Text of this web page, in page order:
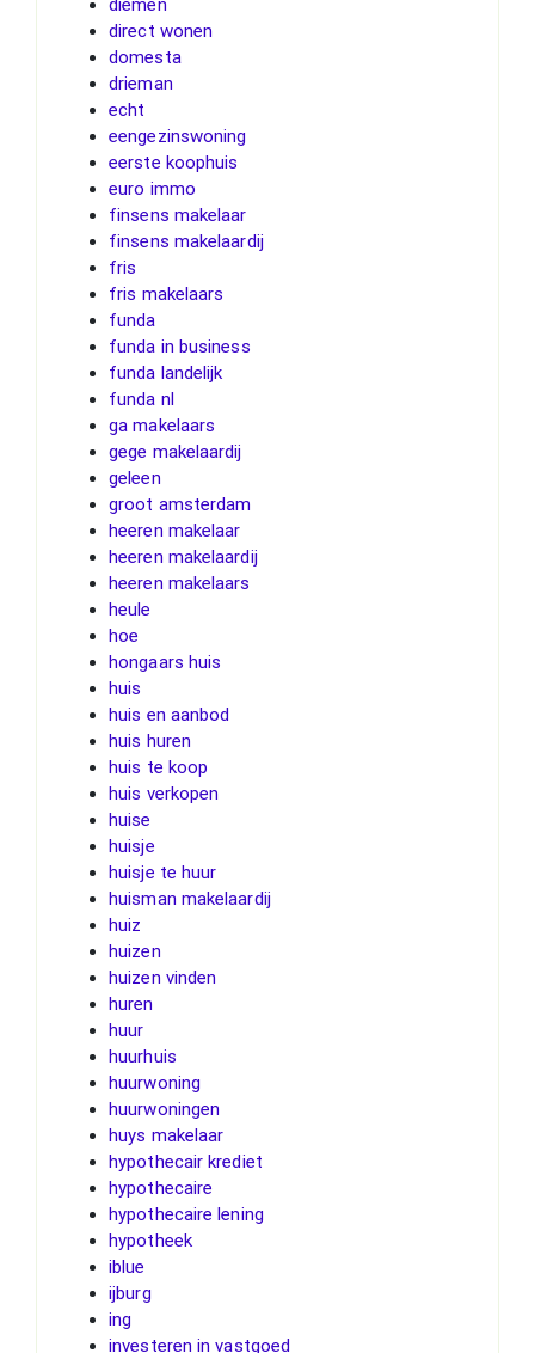
direct wonen
domesta
drieman
echt
eengezinswoning
eerste koophuis
euro immo
finsens makelaar
finsens makelaardij
fris
fris makelaars
funda
funda in business
funda landelijk
funda nl
ga makelaars
gege makelaardij
geleen
groot amsterdam
heeren makelaar
heeren makelaardij
heeren makelaars
heule
hoe
hongaars huis
huis
huis en aanbod
huis huren
huis te koop
huis verkopen
huise
huisje
huisje te huur
huisman makelaardij
huiz
huizen
huizen vinden
huren
huur
huurhuis
huurwoning
huurwoningen
huys makelaar
hypothecair krediet
hypothecaire
hypothecaire lening
hypotheek
iblue
ijburg
ing
investeren in vastgoed